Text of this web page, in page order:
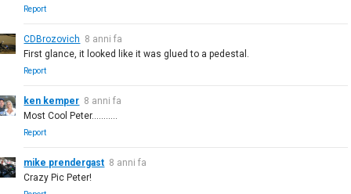
Report
CDBrozovich 8 anni fa
First glance, it looked like it was glued to a pedestal.
Report
ken kemper 8 anni fa
Most Cool Peter...........
Report
mike prendergast 8 anni fa
Crazy Pic Peter!